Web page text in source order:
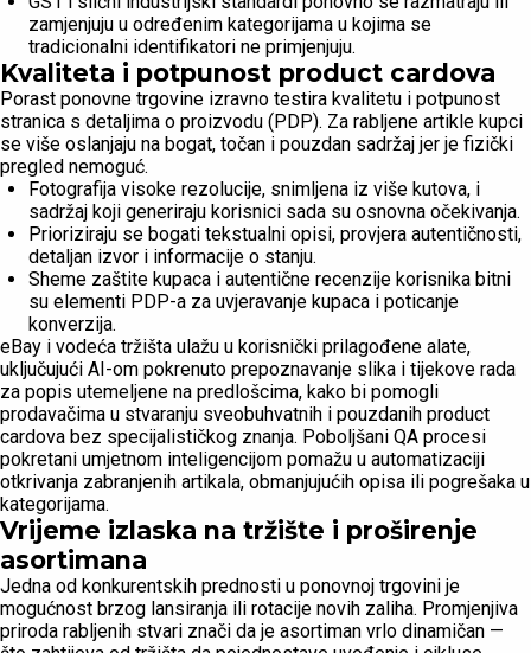
zamjenjuju u određenim kategorijama u kojima se
tradicionalni identifikatori ne primjenjuju.
Kvaliteta i potpunost product cardova
Porast ponovne trgovine izravno testira kvalitetu i potpunost
stranica s detaljima o proizvodu (PDP). Za rabljene artikle kupci
se više oslanjaju na bogat, točan i pouzdan sadržaj jer je fizički
pregled nemoguć.
Fotografija visoke rezolucije, snimljena iz više kutova, i
sadržaj koji generiraju korisnici sada su osnovna očekivanja.
Prioriziraju se bogati tekstualni opisi, provjera autentičnosti,
detaljan izvor i informacije o stanju.
Sheme zaštite kupaca i autentične recenzije korisnika bitni
su elementi PDP-a za uvjeravanje kupaca i poticanje
konverzija.
eBay i vodeća tržišta ulažu u korisnički prilagođene alate,
uključujući AI-om pokrenuto prepoznavanje slika i tijekove rada
za popis utemeljene na predlošcima, kako bi pomogli
prodavačima u stvaranju sveobuhvatnih i pouzdanih product
cardova bez specijalističkog znanja. Poboljšani QA procesi
pokretani umjetnom inteligencijom pomažu u automatizaciji
otkrivanja zabranjenih artikala, obmanjujućih opisa ili pogrešaka u
kategorijama.
Vrijeme izlaska na tržište i proširenje
asortimana
Jedna od konkurentskih prednosti u ponovnoj trgovini je
mogućnost brzog lansiranja ili rotacije novih zaliha. Promjenjiva
priroda rabljenih stvari znači da je asortiman vrlo dinamičan —